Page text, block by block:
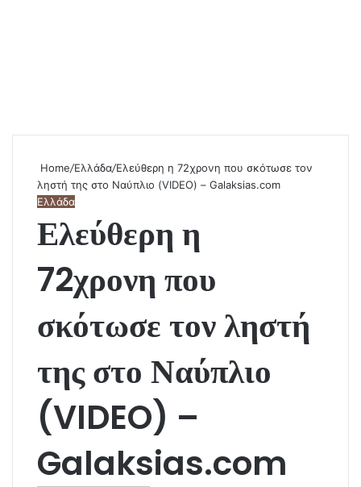
Home/Ελλάδα/Ελεύθερη η 72χρονη που σκότωσε τον
ληστή της στο Ναύπλιο (VIDEO) – Galaksias.com
Ελλάδα
Ελεύθερη η
72χρονη που
σκότωσε τον ληστή
της στο Ναύπλιο
(VIDEO) –
Galaksias.com